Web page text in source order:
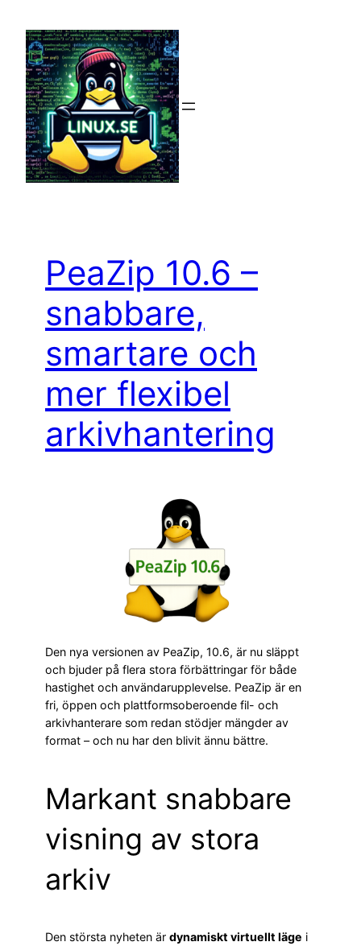
innehåll
PeaZip 10.6 –
snabbare,
smartare och
mer flexibel
arkivhantering
Den nya versionen av PeaZip, 10.6, är nu släppt
och bjuder på flera stora förbättringar för både
hastighet och användarupplevelse. PeaZip är en
fri, öppen och plattformsoberoende fil- och
arkivhanterare som redan stödjer mängder av
format – och nu har den blivit ännu bättre.
Markant snabbare
visning av stora
arkiv
Den största nyheten är dynamiskt virtuellt läge i